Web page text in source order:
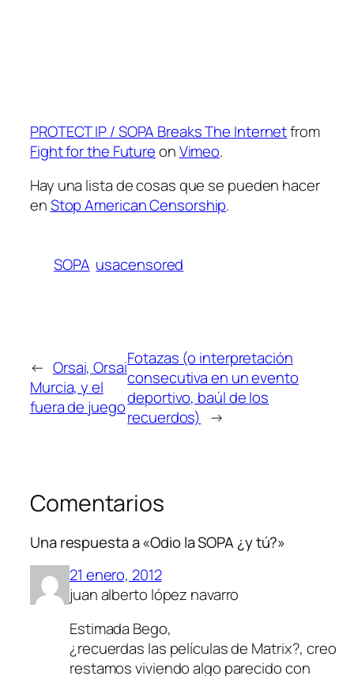
PROTECT IP / SOPA Breaks The Internetfrom
Fight for the FutureonVimeo.
Hay una lista de cosas que se pueden hacer
enStop American Censorship.
SOPA usacensored
← Orsai, Orsai
Murcia, y el
fuera de juego
Fotazas (o interpretación
consecutiva en un evento
deportivo, baúl de los
recuerdos) →
Comentarios
Una respuesta a «Odio la SOPA ¿y tú?»
21 enero, 2012
juan alberto lópez navarro
Estimada Bego,
¿recuerdas las películas de Matrix?, creo
restamos viviendo algo parecido con